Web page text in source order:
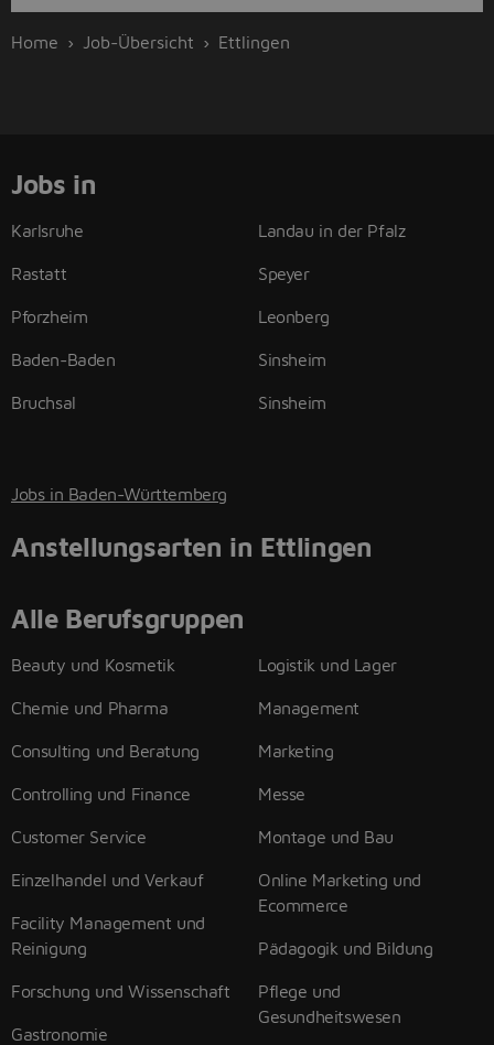
Home Job-Übersicht Ettlingen
Jobs in
Karlsruhe
Rastatt
Pforzheim
Baden-Baden
Bruchsal
Landau in der Pfalz
Speyer
Leonberg
Sinsheim
Sinsheim
Jobs in Baden-Württemberg
Anstellungsarten in Ettlingen
Alle Berufsgruppen
Beauty und Kosmetik
Chemie und Pharma
Consulting und Beratung
Controlling und Finance
Customer Service
Einzelhandel und Verkauf
Facility Management und
Reinigung
Forschung und Wissenschaft
Gastronomie
Logistik und Lager
Management
Marketing
Messe
Montage und Bau
Online Marketing und
Ecommerce
Pädagogik und Bildung
Pflege und
Gesundheitswesen